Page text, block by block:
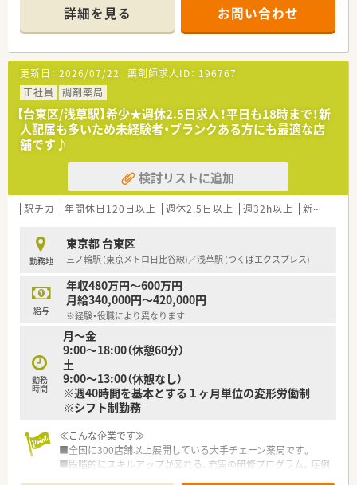
調整ができます
・産休・育休取得率100％！男性薬剤師の育児休業の実績もござい
ます
≪研修制度≫
・領域別専門研修、在宅研修、OJTトレーナー研修、海外視察研修
など様々な研修がございます
・外部研修や認定薬剤師取得の際の支援もおこなっております
・管理薬剤師～エリアマネージャーへのキャリアアップもあり、
企画力を高め、企業の幹部として活躍して行ける力を養う幹部研
修もございます
・全国80店舗展開する薬局です
・ボトムアップ型の社風なので、非常に風通しがよく、現場の意見
裁が早いです。
・異動、他店舗ヘルプも基本ありません（双方了承ならばあり）
・離職率が低く、平均勤続年数10年程度！退職された方も数年後
に再入社されることもあるなど非常にアットホームな社風で
す。
詳細を見る お問い合わせ
更新日： 2026/07/22 薬剤師求人ID： 196767
正社員
調剤薬局
【台東区/浅草駅】希少★週休2.5日求人！平日も18時まで！新
人配属も多いため未経験者・ブランクある方にも最適な店
舗です♪
検討リストに追加
駅チカ 年間休日120日以上 週休2.5日以上 週32h以上 新卒可
勤務地
東京都 台東区
三ノ輪駅 (東京メトロ日比谷線)／浅草駅 (つくばエクスプレス)
給与
年収480万円～600万円
月給340,000円～420,000円
※経験・役職により異なります
勤務
時間
月～金
9:00～18:00（休憩60分）
土
9:00～13:00（休憩なし）
※週40時間を基本とする１ヶ月単位の変形労働制
※シフト制勤務
≪こんな企業です≫
■全国に300店舗以上展開している大手チェーン薬局です。
■段階的にスキルアップが図れる、充実の研修プログラム。症例